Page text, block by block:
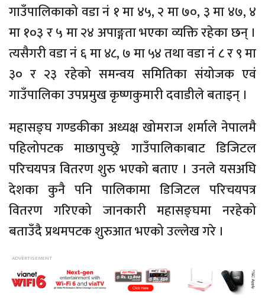
गाउँपालिकाको वडा नं १ मा ४५, २ मा ७०, ३ मा ४७, ४
मा १०३ र ५ मा २४ अपाङ्गता भएका व्यक्ति रहेका छन् ।
त्यसैगरी वडा नं ६ मा ४८, ७ मा ५४ तथा वडा नं ८ र ९ मा
३० र २३ रहेको समन्वय समितिका संयोजक एवं
गाउँपालिका उपप्रमुख कृष्णकुमारी दवाडीले बताइन् ।
महासङ्घ गण्डकीका अध्यक्ष खोमराज शर्माले नेपालमै
पहिलोपटक माछापुच्छ्रे गाउँपालिकाबाट डिजिटल
परिचयपत्र वितरण शुरु भएको बताए । उनले यसअघि
देशका कुनै पनि पालिकामा डिजिटल परिचयपत्र
वितरण गरिएको जानकारी महासङ्घमा नरहेको
बताउँदै प्रथमपटक शुरुआत भएको उल्लेख गरे ।